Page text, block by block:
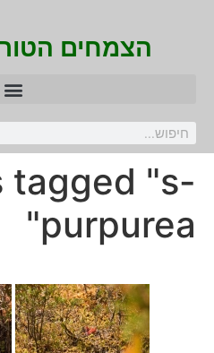
הצמחים
tagged "s-
purpurea"